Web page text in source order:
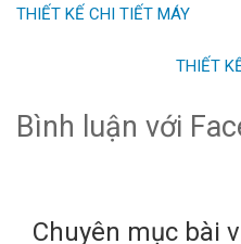
THIẾT KẾ CHI TIẾT MÁY
THIẾT
Bình luận với
Chuyên mục bài